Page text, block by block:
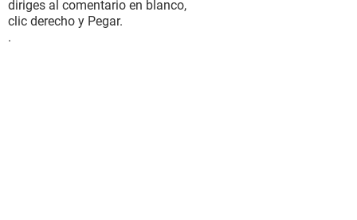
diriges al comentario en blanco,
clic derecho y Pegar.
.